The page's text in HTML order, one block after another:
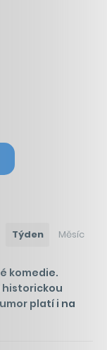
Týden Měsíc
komedie.
historickou
platí i na